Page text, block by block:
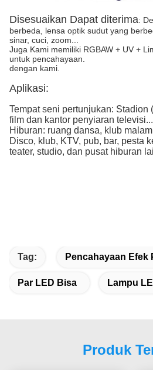
Disesuaikan Dapat diterima:
berbeda, lensa optik sudut yang
sinar, cuci, zoom...
Juga Kami memiliki RGBAW + UV +
untuk pencahayaan.
dengan kami.
Aplikasi:
Tempat seni pertunjukan: Stadion
film dan kantor penyiaran televisi...
Hiburan: ruang dansa, klub
Disco, klub, KTV, pub, bar, pesta
teater, studio, dan pusat hiburan